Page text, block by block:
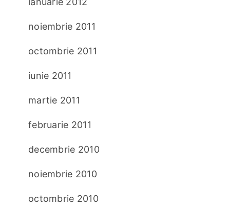
noiembrie 2011
octombrie 2011
iunie 2011
martie 2011
februarie 2011
decembrie 2010
noiembrie 2010
octombrie 2010